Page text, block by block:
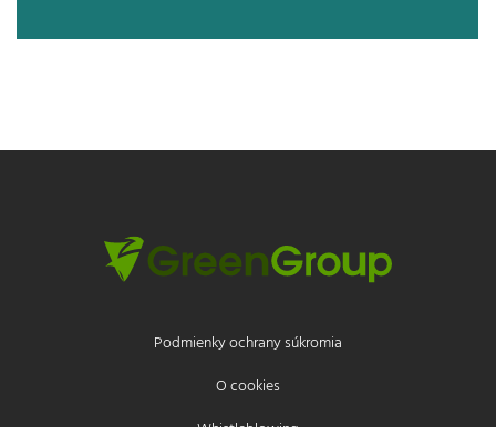
Podmienky ochrany súkromia
O cookies